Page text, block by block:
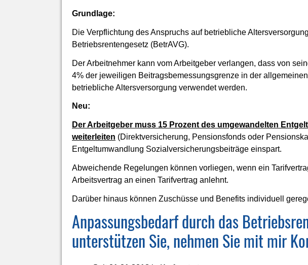
Grundlage:
Die Verpflichtung des Anspruchs auf betriebliche
Betriebsrentengesetz (BetrAVG).
Der Arbeitnehmer kann vom Arbeitgeber verlangen, dass von
4% der jeweiligen Beitragsbemessungsgrenze in der
betriebliche Altersversorgung verwendet werden.
Neu:
Der Arbeitgeber muss 15 Prozent des umgewandelten
weiterleiten (Direktversicherung, Pensionsfonds oder
Entgeltumwandlung Sozialversicherungsbeiträge einspart.
Abweichende Regelungen können vorliegen, wenn ein
Arbeitsvertrag an einen Tarifvertrag anlehnt.
Darüber hinaus können Zuschüsse und Benefits individuell
Anpassungsbedarf durch das
unterstützen Sie, nehmen Sie mit mir